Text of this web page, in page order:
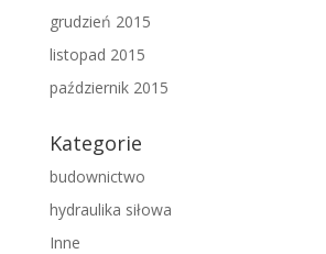
grudzień 2015
listopad 2015
październik 2015
Kategorie
budownictwo
hydraulika siłowa
Inne